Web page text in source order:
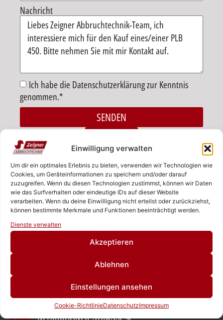
Einwilligung verwalten
Um dir ein optimales Erlebnis zu bieten, verwenden wir Technologien wie
Cookies, um Geräteinformationen zu speichern und/oder darauf
zuzugreifen. Wenn du diesen Technologien zustimmst, können wir Daten
wie das Surfverhalten oder eindeutige IDs auf dieser Website
verarbeiten. Wenn du deine Einwilligung nicht erteilst oder zurückziehst,
können bestimmte Merkmale und Funktionen beeinträchtigt werden.
Dienste verwalten
Akzeptieren
Ablehnen
Einstellungen ansehen
Cookie-RichtlinieDatenschutzImpressum
Nachricht
Ich habe die Datenschutzerklärung zur Kenntnis
genommen.*
SENDEN
ZEIGNER ABBRUCHTECHNIK
SASCHA ZEIGNER
NEUKIRCHNER STRASSE 4
Rufen Sie uns an!